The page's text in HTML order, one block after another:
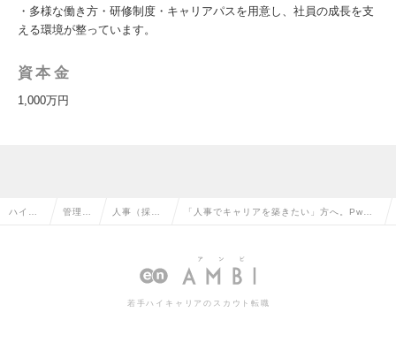
・多様な働き方・研修制度・キャリアパスを用意し、社員の成長を支
える環境が整っています。
資本金
1,000万円
ハイク 管理部 人事（採
ど）の転職
「人事でキャリアを築きたい」方へ。PwC
週5リモート可の求人情報
若手ハイキャリアのスカウト転職